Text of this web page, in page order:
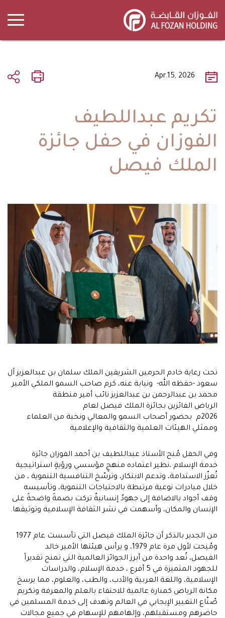
main
Apr.15, 2026
تكريم عبداللطيف
الفوزان في حفل جائزة
الملك فيصل
تحت رعاية خادم الحرمين الشريفين الملك سلمان بن عبدالعزيز آل
سعود -حفظه الله- ونيابة عنه، كرم صاحب السمو الملكي الأمير
محمد بن عبدالرحمن بن عبدالعزيز نائب أمير منطقة
الرياض الفائزين بجائزة الملك فيصل لعام
2026م بحضور أصحاب السمو والمعالي ونخبة من العلماء
وممثلي الهيئات العلمية والثقافية والإعلامية
وفي الحفل مُنح الأستاذ عبداللطيف بن أحمد الفوزان جائزة
خدمة الإسلام ،نظير اعتماده منهجٍ مؤسسي ورؤيةٍ استراتيجية
تُعزّز الاستدامة، وتدعم الابتكار، وترسّخ التنافسية التنموية ، من
خلال مبادرات نوعية مرتبطة بالاحتياجات التنموية، وتأسيسه
وقف أجواد بالاضافة إلى جهودٌ إنسانيةٌ تركت بصمةً واضحةً على
الإنسان والمكان، وأسهمت في نشر الثقافة الإسلامية وتوثيقها.
من الجدير بالذكر أن جائزة الملك فيصل التي تأسست عام 1977
ومُنِحت لأول مرة عام 1979، و يرأس هيئتها الأمير خالد
الفيصل، تُعد واحدة من أبرز الجوائز العالمية التي تمنح تقديراً
للجهود المتميزة في 5 أفرع ، خدمة الإسلام، والدراسات
الإسلامية، واللغة العربية والأدب، والطب، والعلوم، مما يرسخ
مكانة الرياض كمنارة عالمية للاحتفاء بالعلم والمعرفة وتكريم
صُنّاع التغيير الإيجابي في العالم وتهدف إلى خدمة المسلمين في
حاضرهم ومستقبلهم، وإلهامهم للإسهام في جميع مجالات